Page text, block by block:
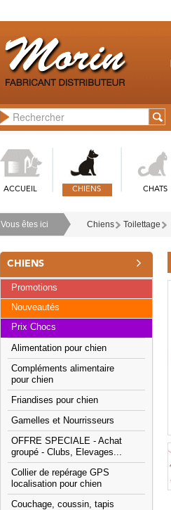
ACCUEIL CHIENS CHATS
Vous êtes ici Chiens Toilettage
CHIENS
Promotions
Nouveautés
Prix Chocs
Alimentation pour chien
Compléments alimentaire
pour chien
Friandises pour chien
Gamelles et Nourrisseurs
OFFRE SPECIALE - Achat
groupé - Clubs, Elevages...
Collier de repérage GPS
localisation pour chien
Couchage, coussin, tapis